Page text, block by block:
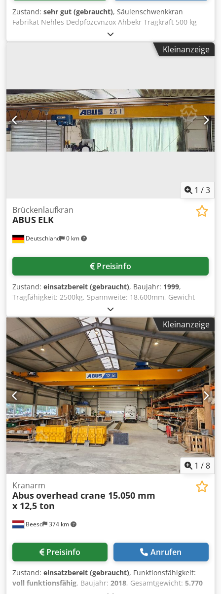
Zustand: sehr gut (gebraucht), Säulenschwenkkran
Fabrikat Nehles Dedpfozcvnzox Ahbekr Tragkraft 500 kg
Ausladung 4250 mm Höhe der Säule 4300 mm Ges. Höhe
4600 mm BJ 1997 Hubwerk mit Feinhub 1,7 m/min.
Katzfahrwerk elektrisch Schwenkantrieb elektrischKleinanzeige
1 /3
Deutschland 0 km
Brückenlaufkran
ABUS ELK
Preisinfo
Zustand: einsatzbereit (gebraucht), Baujahr: 1999,
Tragfähigkeit: 2500kg, Spannweite: 18.600mm, Gewicht
inklusive Katzfahrwerk: 3090kg, Bedienungsart:
Flurbedienung über Druckknopftaster, Steuerung:
elektrisch, Anzahl Räder Kranfahrwerk: 4,
Laufraddurchmesser: 160mm, Feinkranfahren: 10m/min,
Kranfahren: 40m/min, Schutzart: IP55, Bremse:
Scheibenbremse, mit Kranendschalter, mit
Dokumentation. Dkedpjzadlcjfx Ahbjr
Kleinanzeige
1 /8
Beesd 374 km
Kranarm
Abusoverhead crane 15.050 mm
x 12,5 ton
Preisinfo Anrufen
Zustand: einsatzbereit (gebraucht), Funktionsfähigkeit:
voll funktionsfähig, Baujahr: 2018, Gesamtgewicht: 5.770